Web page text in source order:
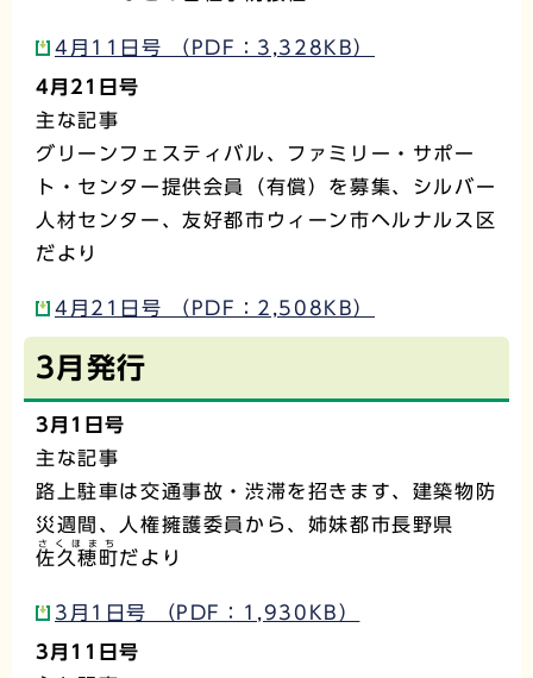
4月11日号 （PDF：3,328KB）
4月21日号
主な記事
グリーンフェスティバル、ファミリー・サポー
ト・センター提供会員（有償）を募集、シルバー
人材センター、友好都市ウィーン市ヘルナルス区
だより
4月21日号 （PDF：2,508KB）
3月発行
3月1日号
主な記事
路上駐車は交通事故・渋滞を招きます、建築物防
災週間、人権擁護委員から、姉妹都市長野県
佐久穂町
さくほまち
だより
3月1日号 （PDF：1,930KB）
3月11日号